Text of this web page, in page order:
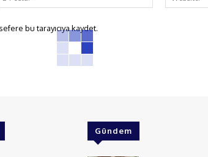
Posta:*
bu tarayıcıya kaydet.
Gündem